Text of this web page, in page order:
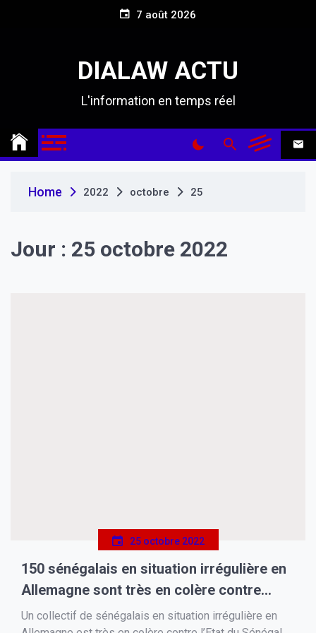
e
7 août 2026
DIALAW ACTU
L'information en temps réel
Home 2022 octobre 25
Jour : 25 octobre 2022
25 octobre 2022
150 sénégalais en situation irrégulière en
Allemagne sont très en colère contre
l’Etat du Sénégal qu’ils accusent de
Un collectif de sénégalais en situation irrégulière en